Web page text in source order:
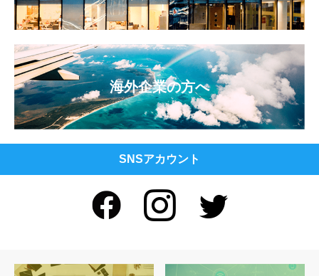
海外企業の方へ
SNSアカウント